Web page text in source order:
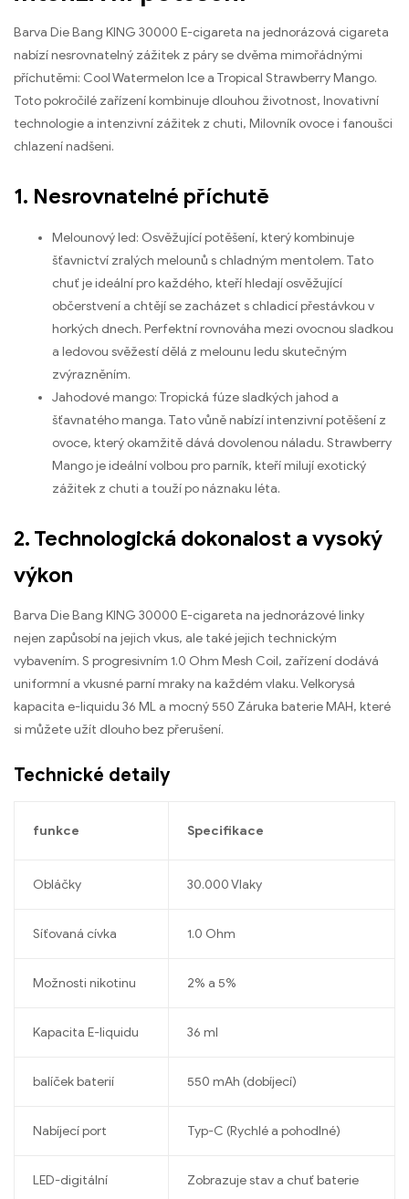
Barva Die Bang KING 30000 E-cigareta na jednorázová cigareta
nabízí nesrovnatelný zážitek z páry se dvěma mimořádnými
příchutěmi: Cool Watermelon Ice a Tropical Strawberry Mango.
Toto pokročilé zařízení kombinuje dlouhou životnost, Inovativní
technologie a intenzivní zážitek z chuti, Milovník ovoce i fanoušci
chlazení nadšeni.
1. Nesrovnatelné příchutě
Melounový led: Osvěžující potěšení, který kombinuje
šťavnictví zralých melounů s chladným mentolem. Tato
chuť je ideální pro každého, kteří hledají osvěžující
občerstvení a chtějí se zacházet s chladicí přestávkou v
horkých dnech. Perfektní rovnováha mezi ovocnou sladkou
a ledovou svěžestí dělá z melounu ledu skutečným
zvýrazněním.
Jahodové mango: Tropická fúze sladkých jahod a
šťavnatého manga. Tato vůně nabízí intenzivní potěšení z
ovoce, který okamžitě dává dovolenou náladu. Strawberry
Mango je ideální volbou pro parník, kteří milují exotický
zážitek z chuti a touží po náznaku léta.
2. Technologická dokonalost a vysoký
výkon
Barva Die Bang KING 30000 E-cigareta na jednorázové linky
nejen zapůsobí na jejich vkus, ale také jejich technickým
vybavením. S progresivním 1.0 Ohm Mesh Coil, zařízení dodává
uniformní a vkusné parní mraky na každém vlaku. Velkorysá
kapacita e-liquidu 36 ML a mocný 550 Záruka baterie MAH, které
si můžete užít dlouho bez přerušení.
Technické detaily
funkce Specifikace
Obláčky 30.000 Vlaky
Síťovaná cívka 1.0 Ohm
Možnosti nikotinu 2% a 5%
Kapacita E-liquidu 36 ml
balíček baterií 550 mAh (dobíjecí)
Nabíjecí port Typ-C (Rychlé a pohodlné)
LED-digitální Zobrazuje stav a chuť baterie